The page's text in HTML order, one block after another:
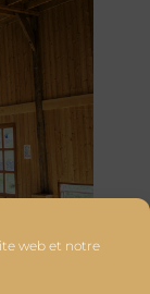
web et notre